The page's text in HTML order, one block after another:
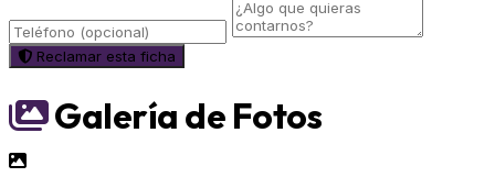
Reclamar esta ficha
Galería de Fotos